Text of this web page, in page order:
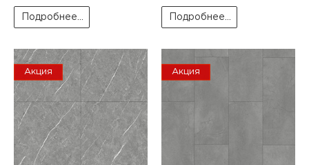
Подробнее... Подробнее...
Акция Акция